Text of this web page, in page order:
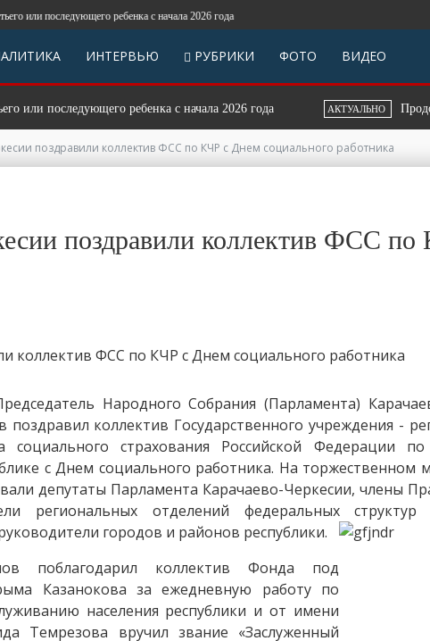
ребенка с начала 2026 года
ИНТЕРВЬЮ РУБРИКИ ФОТО ВИДЕО
ребенка с начала 2026 года АКТУАЛЬНО
поздравили коллектив ФСС по КЧР с Днем социального работника
поздравили коллектив ФСС
Народного Собрания (Парламента)
поздравил коллектив Государственного учреждения -
социального страхования Российской Федерации по
с Днем социального работника. На торжественном
депутаты Парламента Карачаево-Черкесии, члены
региональных отделений федеральных структур
городов и районов республики.
поблагодарил коллектив Фонда под
Казанокова за ежедневную работу по
населения республики и от имени
Темрезова вручил звание «Заслуженный